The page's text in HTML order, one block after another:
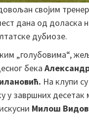
својим
дана од
дубиозе.
„голубовима“,
бека
На клупи
у завршних
Милош